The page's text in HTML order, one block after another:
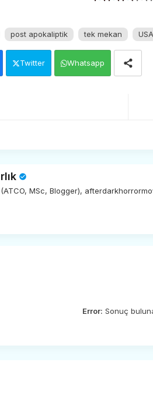
post apokaliptik tek mekan USA
Twitter Whatsapp
(ATCO, MSc, Blogger),
Error: Sonuç